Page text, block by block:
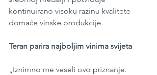
kontinuirano visoku razinu kvalitete
domaće vinske produkcije.
Teran parira najboljim vinima svijeta
„Iznimno me veseli ovo priznanje.